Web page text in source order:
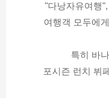
"다낭자유여행
여행객 모두에
특히 바
포시즌 런치 뷔